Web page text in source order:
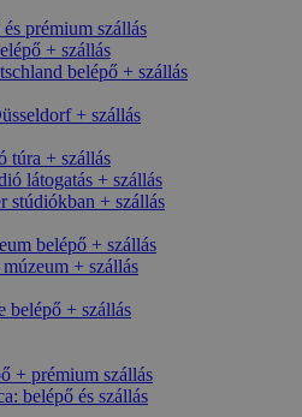
prémium szállás
+ szállás
belépő + szállás
+ szállás
túra + szállás
látogatás + szállás
stúdiókban + szállás
belépő + szállás
+ szállás
belépő + szállás
+ prémium szállás
belépő és szállás